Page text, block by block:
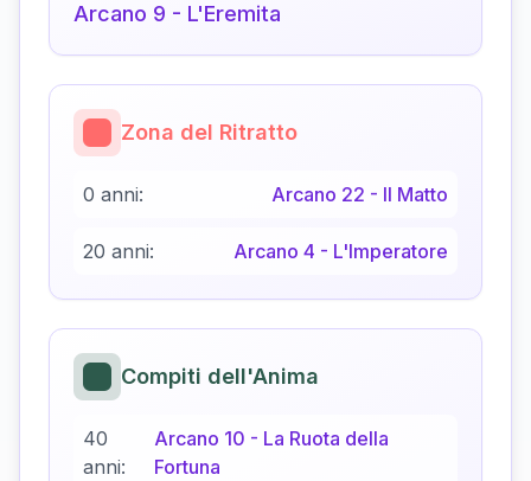
Arcano 9 - L'Eremita
Zona del Ritratto
0 anni: Arcano 22 - Il Matto
20 anni: Arcano 4 - L'Imperatore
Compiti dell'Anima
40
anni:
Arcano 10 - La Ruota della
Fortuna